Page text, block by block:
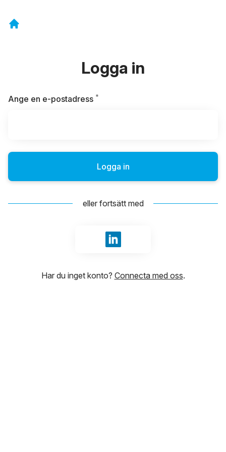
Logga in
Ange en e-postadress *
Logga in
eller fortsätt med
Logga in med LinkedIn
Har du inget konto? Connecta med oss.